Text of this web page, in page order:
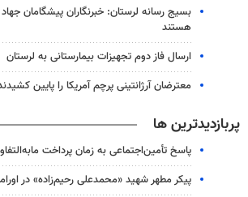
بسیج رسانه لرستان: خبرنگاران پیشگامان
هستند
ارسال فاز دوم تجهیزات بیمارستانی به لرستان
معترضان آرژانتینی پرچم آمریکا را پایین
پربازدیدترین ها
پاسخ تأمین‌اجتماعی به زمان پرداخت
پیکر مطهر شهید «محمدعلی رحیم‌زاده» در